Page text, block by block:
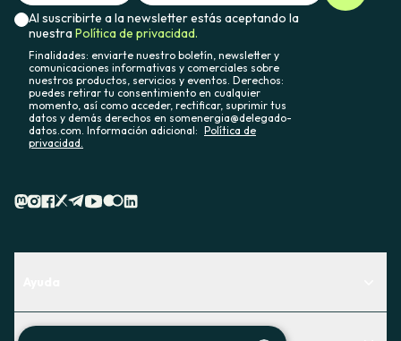
Al suscribirte a la newsletter estás aceptando la
nuestraPolítica de privacidad.
Finalidades: enviarte nuestro boletín, newsletter y
comunicaciones informativas y comerciales sobre
nuestros productos, servicios y eventos. Derechos:
puedes retirar tu consentimiento en cualquier
momento, así como acceder, rectificar, suprimir tus
datos y demás derechos en somenergia@delegado-
datos.com. Información adicional: Política de
privacidad.